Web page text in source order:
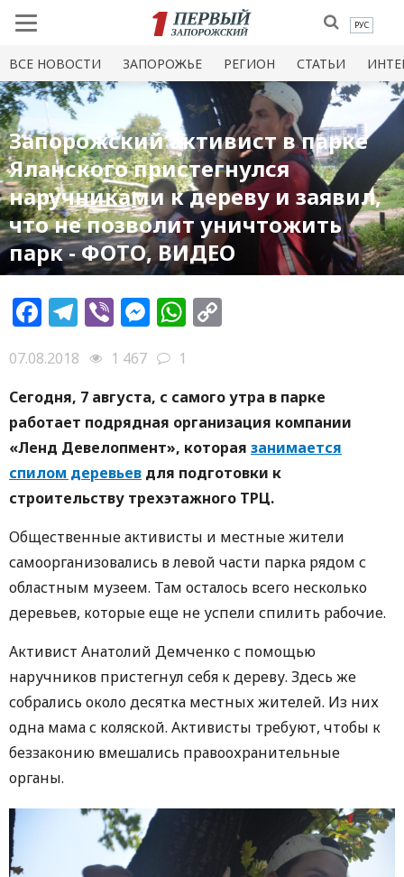
РУС
ВСЕ НОВОСТИ ЗАПОРОЖЬЕ РЕГИОН СТАТЬИ
Запорожский активист в парке
Яланского пристегнулся
наручниками к дереву и заявил,
что не позволит уничтожить
парк - ФОТО, ВИДЕО
Facebook
Telegram
ViberMessenger
WhatsApp
07.08.2018 1 467
1
Сегодня, 7 августа, с самого утра в парке
работает подрядная организация компании
«Ленд Девелопмент», которая занимается
спилом деревьев для подготовки к
строительству трехэтажного ТРЦ.
Общественные активисты и местные жители
самоорганизовались в левой части парка рядом с
областным музеем. Там осталось всего несколько
деревьев, которые еще не успели спилить рабочие.
Активист Анатолий Демченко с помощью
наручников пристегнул себя к дереву. Здесь же
собрались около десятка местных жителей. Из них
одна мама с коляской. Активисты требуют, чтобы к
беззаконию вмешались правоохранительные
органы.